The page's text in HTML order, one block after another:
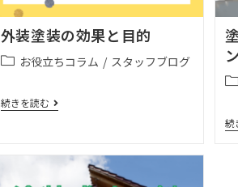
外装塗装の効果と目的
お役立ちコラム / スタッフブログ
続きを読む
続